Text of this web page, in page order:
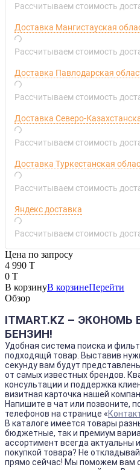
Рассчитываем стоимость
Доставка Мангистауская
Рассчитываем стоимость
Доставка Павлодарская
Рассчитываем стоимость
Доставка Северо-
Рассчитываем стоимость
Доставка Туркестанская
Рассчитываем стоимость
Яндекс доставка
Рассчитываем стоимость
Цена по запросу
4 990 T
0 T
В корзинуВ корзинеПерейти
Обзор
ITMART.KZ –
БЕНЗИН!
Удобная система поиска и
подходящй товар. Выставив
секунду вам будут
от самых известных брендов.
консультации и поддержка
визитная карточка нашей
Напишите в чат или позвоните,
телефонов на странице «
В каталоге имеется товары
бюджетные, так и премиум
ассортимент всегда актуальны
покупкой товара? Не
прямо сейчас! Мы поможем вам